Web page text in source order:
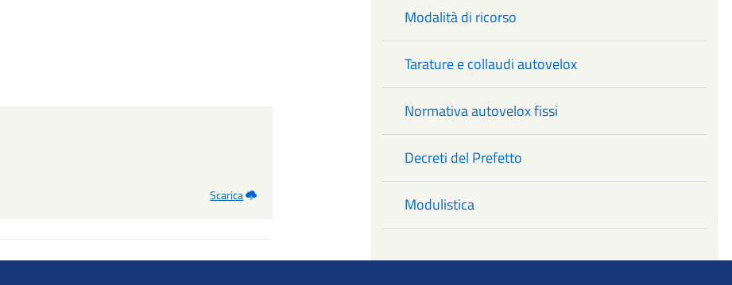
Scarica
Modalità di ricorso
Tarature e collaudi autovelox
Normativa autovelox fissi
Decreti del Prefetto
Modulistica